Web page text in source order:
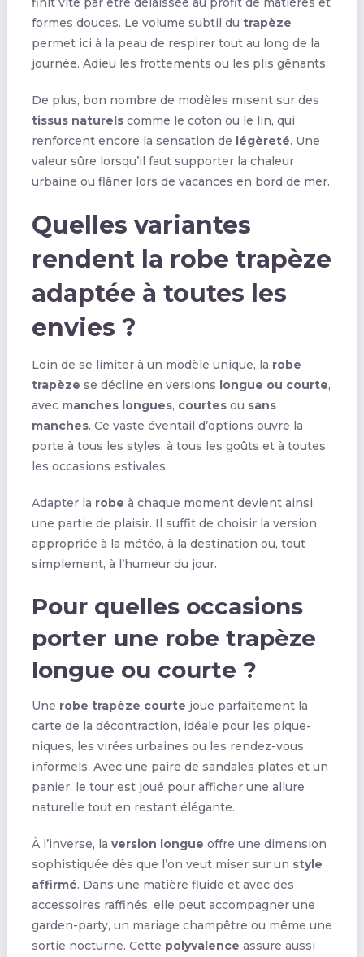
formes douces. Le volume subtil du trapèze
permet ici à la peau de respirer tout au long de la
journée. Adieu les frottements ou les plis gênants.
De plus, bon nombre de modèles misent sur des
tissus naturelscomme le coton ou le lin, qui
renforcent encore la sensation de légèreté. Une
valeur sûre lorsqu’il faut supporter la chaleur
urbaine ou flâner lors de vacances en bord de mer.
Quelles variantes
rendent la robe trapèze
adaptée à toutes les
envies ?
Loin de se limiter à un modèle unique, la robe
trapèze se décline en versions longue ou courte,
avec manches longues, courtesou sans
manches. Ce vaste éventail d’options ouvre la
porte à tous les styles, à tous les goûts et à toutes
les occasions estivales.
Adapter la robe à chaque moment devient ainsi
une partie de plaisir. Il suffit de choisir la version
appropriée à la météo, à la destination ou, tout
simplement, à l’humeur du jour.
Pour quelles occasions
porter une robe trapèze
longue ou courte ?
Une robe trapèze courte joue parfaitement la
carte de la décontraction, idéale pour les pique-
niques, les virées urbaines ou les rendez-vous
informels. Avec une paire de sandales plates et un
panier, le tour est joué pour afficher une allure
naturelle tout en restant élégante.
À l’inverse, la version longue offre une dimension
sophistiquée dès que l’on veut miser sur un style
affirmé. Dans une matière fluide et avec des
accessoires raffinés, elle peut accompagner une
garden-party, un mariage champêtre ou même une
sortie nocturne. Cette polyvalence assure aussi